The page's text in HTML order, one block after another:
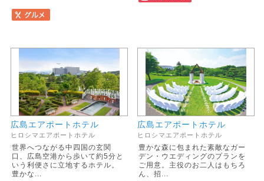
広島エアポートホテル
ヒロシマエアポートホテル
世界へつながる中四国の玄関
口、広島空港から歩いて約5分と
いう利便さに立地するホテル。
豊かな...
広島エアポートホテル
ヒロシマエアポートホテル
豊かな森に包まれた素敵なガー
デン・ウエディングのプランを
ご用意。主役のお二人はもちろ
ん、招...